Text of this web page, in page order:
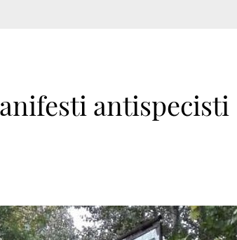
antispecisti